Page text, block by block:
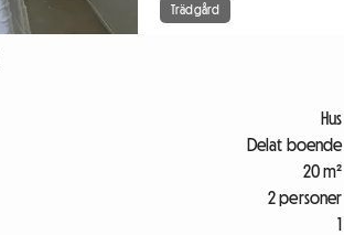
Trädgård
Hus
Delat boende
20 m²
2 personer
1